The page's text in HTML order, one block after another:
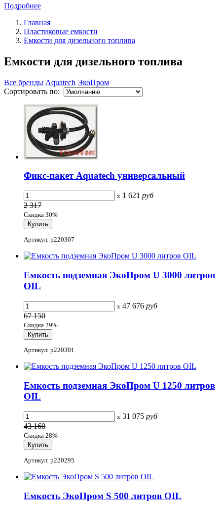
Подробнее
Главная
Пластиковые емкости
Емкости для дизельного топлива
Емкости для дизельного топлива
Все бренды Aquatech ЭкоПром
Сортировать по:
Фикс-пакет Aquatech универсальный
x 1 621 руб
2 317
Скидка 30%
Артикул: p220307
Емкость подземная ЭкоПром U 3000 литров
OIL
x 47 676 руб
67 150
Скидка 29%
Артикул: p220301
Емкость подземная ЭкоПром U 1250 литров
OIL
x 31 075 руб
43 160
Скидка 28%
Артикул: p220295
Емкость ЭкоПром S 500 литров OIL